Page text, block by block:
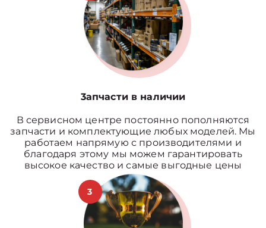
3апчасти в наличии
В сервисном центре постоянно пополняются
запчасти и комплектующие любых моделей. Мы
работаем напрямую с производителями и
благодаря этому мы можем гарантировать
высокое качество и самые выгодные цены
3